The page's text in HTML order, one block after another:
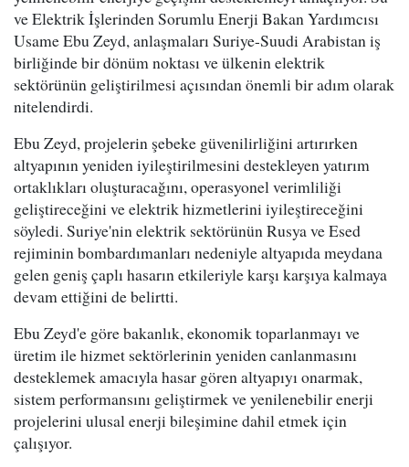
ve Elektrik İşlerinden Sorumlu Enerji Bakan Yardımcısı
Usame Ebu Zeyd, anlaşmaları Suriye-Suudi Arabistan iş
birliğinde bir dönüm noktası ve ülkenin elektrik
sektörünün geliştirilmesi açısından önemli bir adım olarak
nitelendirdi.
Ebu Zeyd, projelerin şebeke güvenilirliğini artırırken
altyapının yeniden iyileştirilmesini destekleyen yatırım
ortaklıkları oluşturacağını, operasyonel verimliliği
geliştireceğini ve elektrik hizmetlerini iyileştireceğini
söyledi. Suriye'nin elektrik sektörünün Rusya ve Esed
rejiminin bombardımanları nedeniyle altyapıda meydana
gelen geniş çaplı hasarın etkileriyle karşı karşıya kalmaya
devam ettiğini de belirtti.
Ebu Zeyd'e göre bakanlık, ekonomik toparlanmayı ve
üretim ile hizmet sektörlerinin yeniden canlanmasını
desteklemek amacıyla hasar gören altyapıyı onarmak,
sistem performansını geliştirmek ve yenilenebilir enerji
projelerini ulusal enerji bileşimine dahil etmek için
çalışıyor.